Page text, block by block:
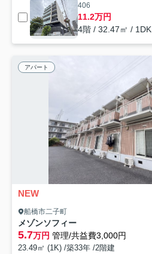
406
11.2万円
4階 / 32.47㎡ / 1DK
アパート
NEW
船橋市二子町
メゾンソフィー
5.7万円 管理/共益費3,000円
23.49㎡ (1K) /築33年 /2階建